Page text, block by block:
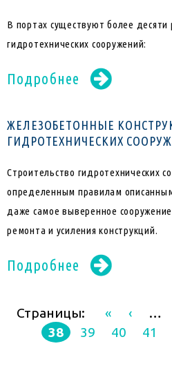
В портах существуют более десяти
гидротехнических сооружений:
Подробнее
ЖЕЛЕЗОБЕТОННЫЕ
ГИДРОТЕХНИЧЕСКИХ
Строительство гидротехнических
определенным правилам
даже самое выверенное
ремонта и усиления конструкций.
Подробнее
« ‹ …
38
39 40 41